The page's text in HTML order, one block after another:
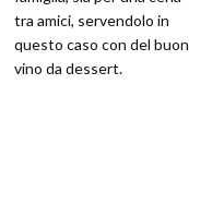
tra amici, servendolo in
questo caso con del buon
vino da dessert.